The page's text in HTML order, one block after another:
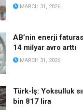
MARCH 31, 2026
AB’nin enerji
14 milyar avro arttı
MARCH 31, 2026
Türk-İş: Yoksulluk
bin 817 lira